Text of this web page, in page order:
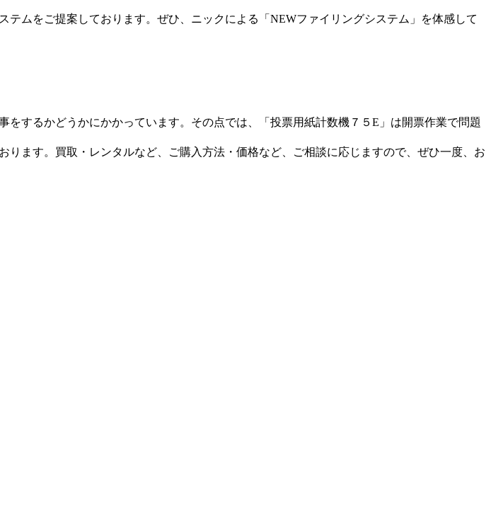
ムをご提案しております。ぜひ、ニックによる「NEWファイリングシステム」を体感して
するかどうかにかかっています。その点では、「投票用紙計数機７５E」は開票作業で問題
ます。買取・レンタルなど、ご購入方法・価格など、ご相談に応じますので、ぜひ一度、お